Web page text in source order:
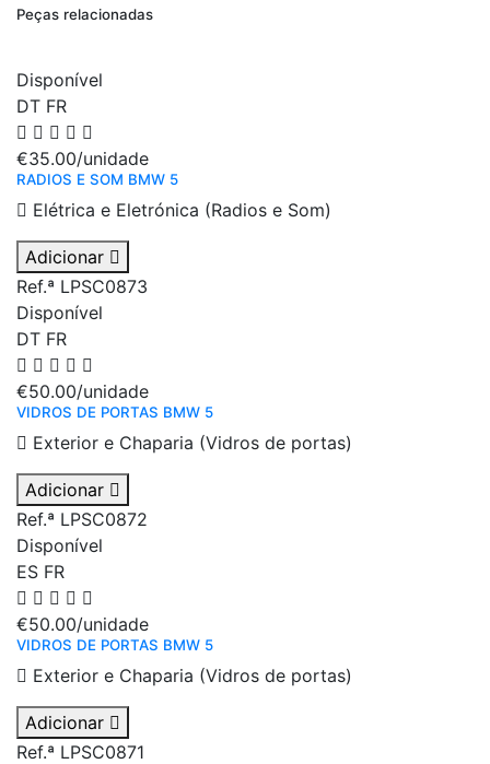
Peças relacionadas
Disponível
DT FR
€35.00/unidade
RADIOS E SOM BMW 5
Elétrica e Eletrónica (Radios e Som)
Adicionar
Ref.ª LPSC0873
Disponível
DT FR
€50.00/unidade
VIDROS DE PORTAS BMW 5
Exterior e Chaparia (Vidros de portas)
Adicionar
Ref.ª LPSC0872
Disponível
ES FR
€50.00/unidade
VIDROS DE PORTAS BMW 5
Exterior e Chaparia (Vidros de portas)
Adicionar
Ref.ª LPSC0871